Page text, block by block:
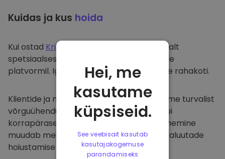
Kuidas ja kus hoida
Kui ostad Kriptomat
, kanname selle sujuvalt
spetsiaalsesse ja turvalisse rahakotti meie
platvormil. Iga kasutaja saab individuaalse rahakoti.
Klientide ja nende raha kaitsmiseks pakume turvalist
võrguühenduseta hoiustamist ja viime läbi
korrapäraseid turvaauditeid. Selline lähenemine
muudab meie platvormi ja teiste krüptovaluutade
hoiustamise tõeliseks taevaks.
Hei, me
kasutame
küpsiseid.
See veebisait kasutab
kasutajakogemuse
parandamiseks